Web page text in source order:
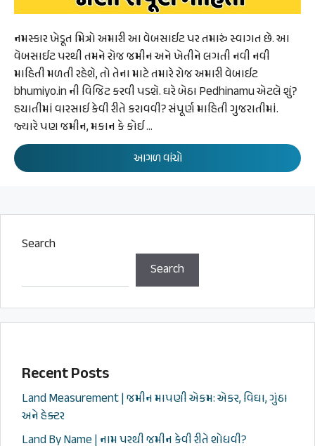
નમસ્કાર ખેડૂત મિત્રો અમારી આ વેબસાઈટ પર તમારું સ્વાગત છે. આ
વેબસાઈટ પરથી તમને રોજ જમીન અને ખેતીને લગતી નવી નવી
માહિતી મળતી રહેશે, તો તેના માટે તમારે રોજ અમારી વેબાઈટ
bhumiyo.in ની વિજિટ કરવી પડશે. ઘરે બેઠા Pedhinamu એટલે શું?
હયાતીમાં વારસાઈ કેવી રીતે કરાવવી? સંપૂર્ણ માહિતી ગુજરાતીમાં.
જ્યારે પણ જમીન, મકાન કે કોઈ …
આગળ વાંચો
Search
Search
Recent Posts
Land Measurement | જમીન માપણી એકમ: એકર, વિઘા, ગુંઠા
અને હેક્ટર
Land By Name | નામ પરથી જમીન કેવી રીતે શોધવી?